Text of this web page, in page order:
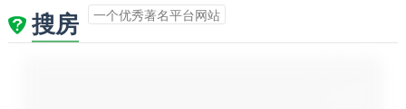
搜房 一个优秀著名平台网站